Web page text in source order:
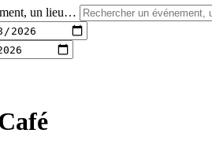
un lieu…